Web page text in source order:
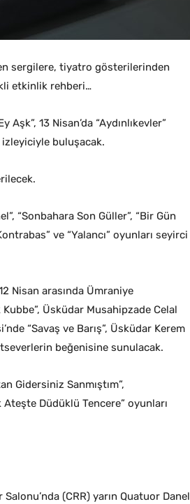
sergilere, tiyatro gösterilerinden
etkinlik rehberi…
13 Nisan’da “Aydınlıkevler”
izleyiciyle buluşacak.
“Sonbahara Son Güller”, “Bir Gün
ve “Yalancı” oyunları seyirci
Nisan arasında Ümraniye
Kubbe”, Üsküdar Musahipzade Celal
“Savaş ve Barış”, Üsküdar Kerem
beğenisine sunulacak.
Gidersiniz Sanmıştım”,
Ateşte Düdüklü Tencere” oyunları
(CRR) yarın Quatuor Danel